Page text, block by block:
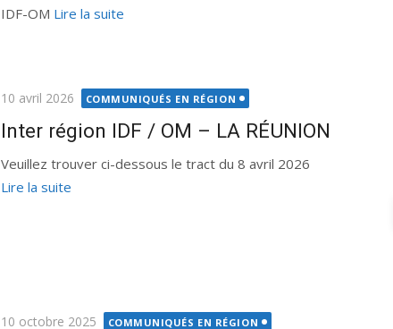
IDF-OM Lire la suite
Publié
10 avril 2026 COMMUNIQUÉS EN RÉGION
Inter région IDF / OM – LA RÉUNION
Veuillez trouver ci-dessous le tract du 8 avril 2026
Lire la suite
Publié
10 octobre 2025 COMMUNIQUÉS EN RÉGION